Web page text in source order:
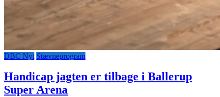
DBC Nyt Stævneprogram
Handicap jagten er tilbage i Ballerup
Super Arena